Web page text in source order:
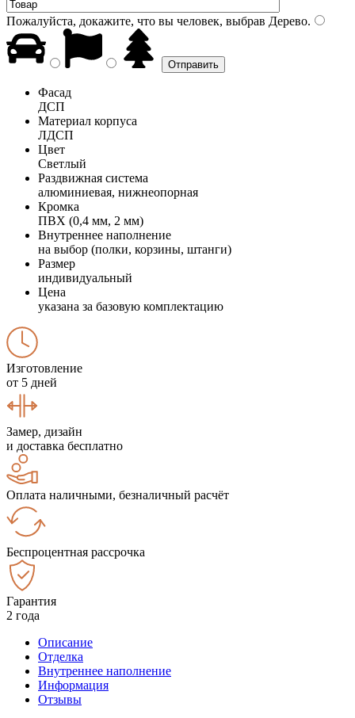
Пожалуйста, докажите, что вы человек, выбрав Дерево.
Фасад
ДСП
Материал корпуса
ЛДСП
Цвет
Светлый
Раздвижная система
алюминиевая, нижнеопорная
Кромка
ПВХ (0,4 мм, 2 мм)
Внутреннее наполнение
на выбор (полки, корзины, штанги)
Размер
индивидуальный
Цена
указана за базовую комплектацию
Изготовление
от 5 дней
Замер, дизайн
и доставка бесплатно
Оплата наличными, безналичный расчёт
Беспроцентная рассрочка
Гарантия
2 года
Описание
Отделка
Внутреннее наполнение
Информация
Отзывы